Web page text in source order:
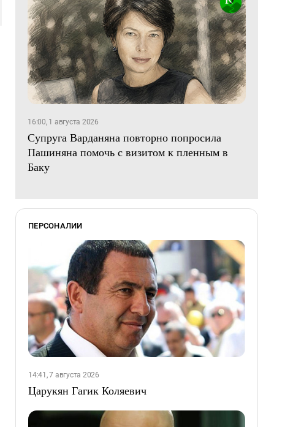
16:00, 1 августа 2026
Супруга Варданяна повторно попросила
Пашиняна помочь с визитом к пленным в
Баку
ПЕРСОНАЛИИ
14:41, 7 августа 2026
Царукян Гагик Коляевич